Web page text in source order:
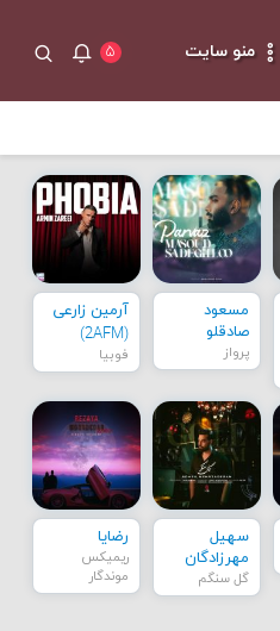
منو سایت ۵
مسعود
صادقلو
پرواز
آرمین زارعی
(2AFM)
فوبیا
سهیل
مهرزادگان
گل سنگم
رضایا
ریمیکس
موندگار